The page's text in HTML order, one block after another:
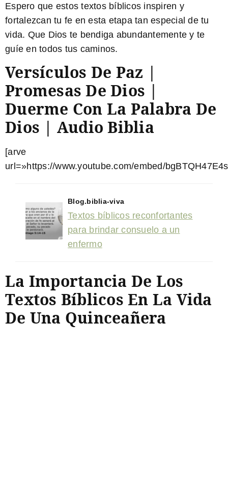
Espero que estos textos bíblicos inspiren y
fortalezcan tu fe en esta etapa tan especial de tu
vida. Que Dios te bendiga abundantemente y te
guíe en todos tus caminos.
Versículos De Paz |
Promesas De Dios |
Duerme Con La Palabra De
Dios | Audio Biblia
[arve
url=»https://www.youtube.com/embed/
Blog.biblia-viva
Textos bíblicos reconfortantes
para brindar consuelo a un
enfermo
La Importancia De Los
Textos Bíblicos En La Vida
De Una Quinceañera